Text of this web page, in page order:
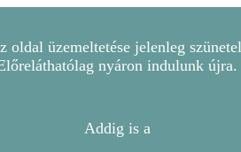
oldal üzemeltetése jelenleg
nyáron indulunk újra.
Addig is a